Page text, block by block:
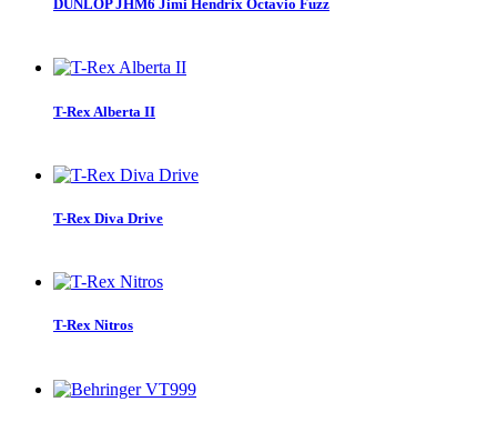
DUNLOP JHM6 Jimi Hendrix Octavio Fuzz
T-Rex Alberta II
T-Rex Diva Drive
T-Rex Nitros